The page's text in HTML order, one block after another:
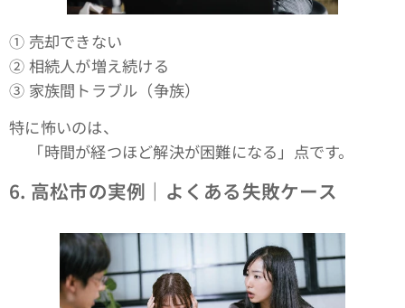
① 売却できない
② 相続人が増え続ける
③ 家族間トラブル（争族）
特に怖いのは、
👉「時間が経つほど解決が困難になる」点です。
6. 高松市の実例｜よくある失敗ケース